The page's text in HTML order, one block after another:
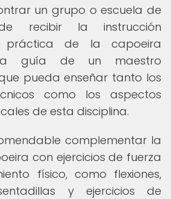
un grupo o escuela de
recibir la instrucción
práctica de la capoeira
guía de un maestro
pueda enseñar tanto los
como los aspectos
de esta disciplina.
complementar la
con ejercicios de fuerza
físico, como flexiones,
y ejercicios de